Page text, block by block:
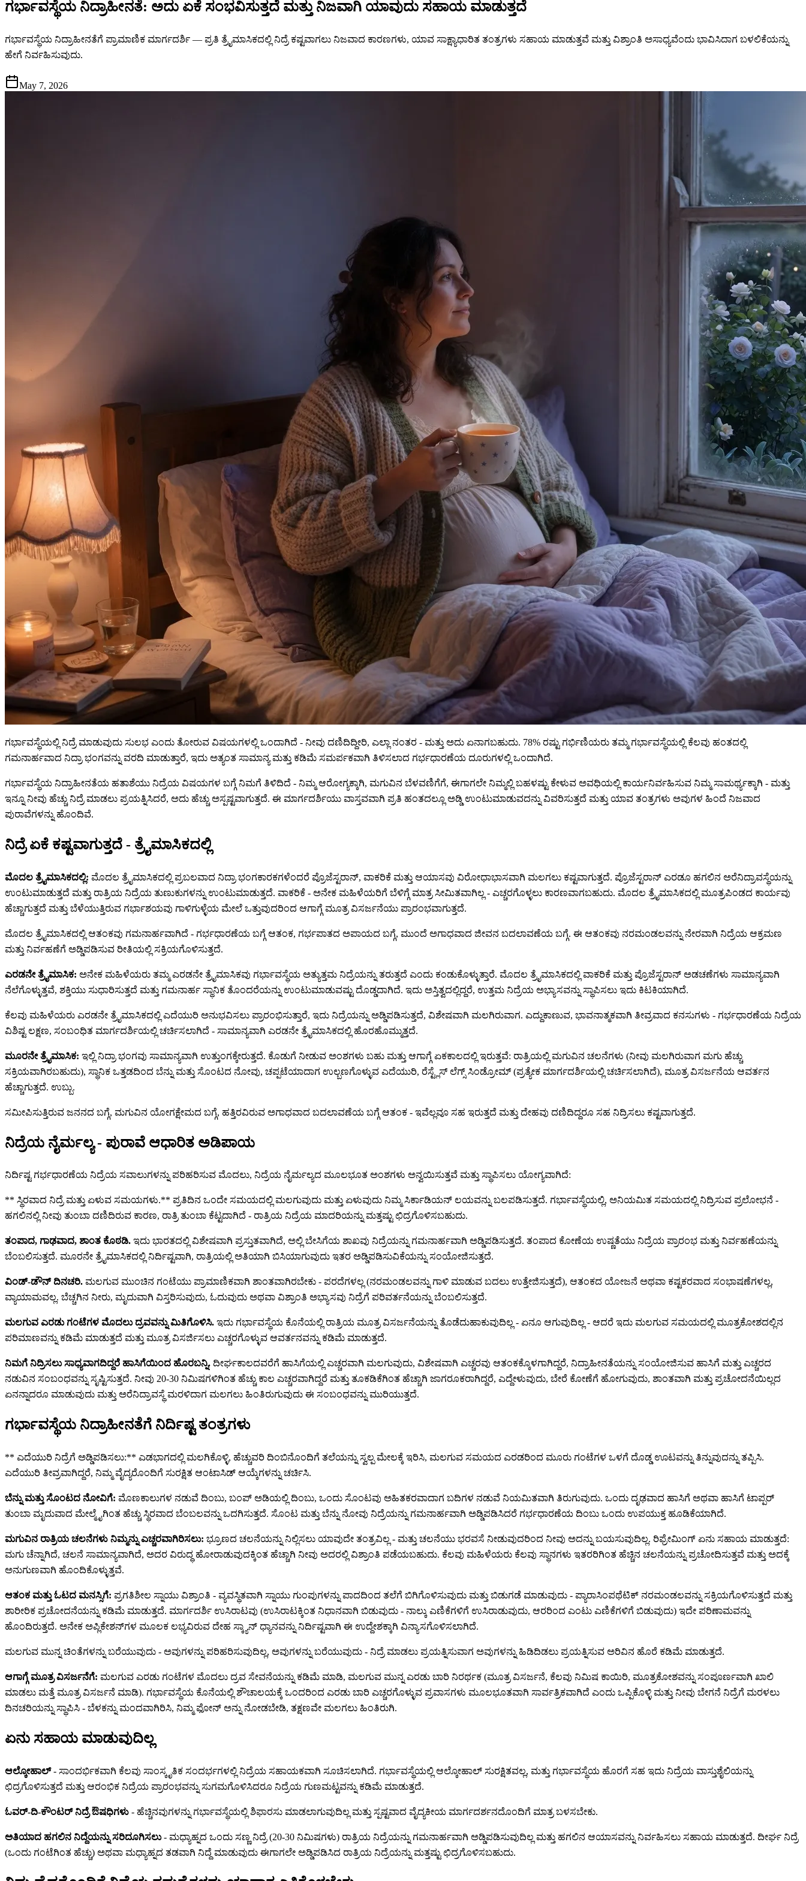
ಗರ್ಭಾವಸ್ಥೆಯ ನಿದ್ರಾಹೀನತೆ: ಅದು ಏಕೆ ಸಂಭವಿಸುತ್ತದೆ ಮತ್ತು ನಿಜವಾಗಿ ಯಾವುದು ಸಹಾಯ ಮಾಡುತ್ತದೆ
ಗರ್ಭಾವಸ್ಥೆಯ ನಿದ್ರಾಹೀನತೆಗೆ ಪ್ರಾಮಾಣಿಕ ಮಾರ್ಗದರ್ಶಿ — ಪ್ರತಿ ತ್ರೈಮಾಸಿಕದಲ್ಲಿ ನಿದ್ರೆ ಕಷ್ಟವಾಗಲು ನಿಜವಾದ ಕಾರಣಗಳು, ಯಾವ ಸಾಕ್ಷ್ಯಾಧಾರಿತ ತಂತ್ರಗಳು ಸಹಾಯ ಮಾಡುತ್ತವೆ ಮತ್ತು ವಿಶ್ರಾಂತಿ ಅಸಾಧ್ಯವೆಂದು ಭಾವಿಸಿದಾಗ ಬಳಲಿಕೆಯನ್ನು
ಹೇಗೆ ನಿರ್ವಹಿಸುವುದು.
May 7, 2026
ಗರ್ಭಾವಸ್ಥೆಯಲ್ಲಿ ನಿದ್ರೆ ಮಾಡುವುದು ಸುಲಭ ಎಂದು ತೋರುವ ವಿಷಯಗಳಲ್ಲಿ ಒಂದಾಗಿದೆ - ನೀವು ದಣಿದಿದ್ದೀರಿ, ಎಲ್ಲಾ ನಂತರ - ಮತ್ತು ಅದು ಏನಾಗಬಹುದು. 78% ರಷ್ಟು ಗರ್ಭಿಣಿಯರು ತಮ್ಮ ಗರ್ಭಾವಸ್ಥೆಯಲ್ಲಿ ಕೆಲವು ಹಂತದಲ್ಲಿ
ಗಮನಾರ್ಹವಾದ ನಿದ್ರಾ ಭಂಗವನ್ನು ವರದಿ ಮಾಡುತ್ತಾರೆ, ಇದು ಅತ್ಯಂತ ಸಾಮಾನ್ಯ ಮತ್ತು ಕಡಿಮೆ ಸಮರ್ಪಕವಾಗಿ ತಿಳಿಸಲಾದ ಗರ್ಭಧಾರಣೆಯ ದೂರುಗಳಲ್ಲಿ ಒಂದಾಗಿದೆ.
ಗರ್ಭಾವಸ್ಥೆಯ ನಿದ್ರಾಹೀನತೆಯ ಹತಾಶೆಯು ನಿದ್ರೆಯ ವಿಷಯಗಳ ಬಗ್ಗೆ ನಿಮಗೆ ತಿಳಿದಿದೆ - ನಿಮ್ಮ ಆರೋಗ್ಯಕ್ಕಾಗಿ, ಮಗುವಿನ ಬೆಳವಣಿಗೆಗೆ, ಈಗಾಗಲೇ ನಿಮ್ಮಲ್ಲಿ ಬಹಳಷ್ಟು ಕೇಳುವ ಅವಧಿಯಲ್ಲಿ ಕಾರ್ಯನಿರ್ವಹಿಸುವ ನಿಮ್ಮ ಸಾಮರ್ಥ್ಯಕ್ಕಾಗಿ - ಮತ್ತು
ಇನ್ನೂ ನೀವು ಹೆಚ್ಚು ನಿದ್ರೆ ಮಾಡಲು ಪ್ರಯತ್ನಿಸಿದರೆ, ಅದು ಹೆಚ್ಚು ಅಸ್ಪಷ್ಟವಾಗುತ್ತದೆ. ಈ ಮಾರ್ಗದರ್ಶಿಯು ವಾಸ್ತವವಾಗಿ ಪ್ರತಿ ಹಂತದಲ್ಲೂ ಅಡ್ಡಿ ಉಂಟುಮಾಡುವದನ್ನು ವಿವರಿಸುತ್ತದೆ ಮತ್ತು ಯಾವ ತಂತ್ರಗಳು ಅವುಗಳ ಹಿಂದೆ ನಿಜವಾದ
ಪುರಾವೆಗಳನ್ನು ಹೊಂದಿವೆ.
ನಿದ್ರೆ ಏಕೆ ಕಷ್ಟವಾಗುತ್ತದೆ - ತ್ರೈಮಾಸಿಕದಲ್ಲಿ
ಮೊದಲ ತ್ರೈಮಾಸಿಕದಲ್ಲಿ: ಮೊದಲ ತ್ರೈಮಾಸಿಕದಲ್ಲಿ ಪ್ರಬಲವಾದ ನಿದ್ರಾ ಭಂಗಕಾರಕಗಳೆಂದರೆ ಪ್ರೊಜೆಸ್ಟರಾನ್, ವಾಕರಿಕೆ ಮತ್ತು ಆಯಾಸವು ವಿರೋಧಾಭಾಸವಾಗಿ ಮಲಗಲು ಕಷ್ಟವಾಗುತ್ತದೆ. ಪ್ರೊಜೆಸ್ಟರಾನ್ ಎರಡೂ ಹಗಲಿನ ಅರೆನಿದ್ರಾವಸ್ಥೆಯನ್ನು
ಉಂಟುಮಾಡುತ್ತದೆ ಮತ್ತು ರಾತ್ರಿಯ ನಿದ್ರೆಯ ತುಣುಕುಗಳನ್ನು ಉಂಟುಮಾಡುತ್ತದೆ. ವಾಕರಿಕೆ - ಅನೇಕ ಮಹಿಳೆಯರಿಗೆ ಬೆಳಿಗ್ಗೆ ಮಾತ್ರ ಸೀಮಿತವಾಗಿಲ್ಲ - ಎಚ್ಚರಗೊಳ್ಳಲು ಕಾರಣವಾಗಬಹುದು. ಮೊದಲ ತ್ರೈಮಾಸಿಕದಲ್ಲಿ ಮೂತ್ರಪಿಂಡದ ಕಾರ್ಯವು
ಹೆಚ್ಚಾಗುತ್ತದೆ ಮತ್ತು ಬೆಳೆಯುತ್ತಿರುವ ಗರ್ಭಾಶಯವು ಗಾಳಿಗುಳ್ಳೆಯ ಮೇಲೆ ಒತ್ತುವುದರಿಂದ ಆಗಾಗ್ಗೆ ಮೂತ್ರ ವಿಸರ್ಜನೆಯು ಪ್ರಾರಂಭವಾಗುತ್ತದೆ.
ಮೊದಲ ತ್ರೈಮಾಸಿಕದಲ್ಲಿ ಆತಂಕವು ಗಮನಾರ್ಹವಾಗಿದೆ - ಗರ್ಭಧಾರಣೆಯ ಬಗ್ಗೆ ಆತಂಕ, ಗರ್ಭಪಾತದ ಅಪಾಯದ ಬಗ್ಗೆ, ಮುಂದೆ ಅಗಾಧವಾದ ಜೀವನ ಬದಲಾವಣೆಯ ಬಗ್ಗೆ. ಈ ಆತಂಕವು ನರಮಂಡಲವನ್ನು ನೇರವಾಗಿ ನಿದ್ರೆಯ ಆಕ್ರಮಣ
ಮತ್ತು ನಿರ್ವಹಣೆಗೆ ಅಡ್ಡಿಪಡಿಸುವ ರೀತಿಯಲ್ಲಿ ಸಕ್ರಿಯಗೊಳಿಸುತ್ತದೆ.
ಎರಡನೇ ತ್ರೈಮಾಸಿಕ: ಅನೇಕ ಮಹಿಳೆಯರು ತಮ್ಮ ಎರಡನೇ ತ್ರೈಮಾಸಿಕವು ಗರ್ಭಾವಸ್ಥೆಯ ಅತ್ಯುತ್ತಮ ನಿದ್ರೆಯನ್ನು ತರುತ್ತದೆ ಎಂದು ಕಂಡುಕೊಳ್ಳುತ್ತಾರೆ. ಮೊದಲ ತ್ರೈಮಾಸಿಕದಲ್ಲಿ ವಾಕರಿಕೆ ಮತ್ತು ಪ್ರೊಜೆಸ್ಟರಾನ್ ಅಡಚಣೆಗಳು ಸಾಮಾನ್ಯವಾಗಿ
ನೆಲೆಗೊಳ್ಳುತ್ತವೆ, ಶಕ್ತಿಯು ಸುಧಾರಿಸುತ್ತದೆ ಮತ್ತು ಗಮನಾರ್ಹ ಸ್ಥಾನಿಕ ತೊಂದರೆಯನ್ನು ಉಂಟುಮಾಡುವಷ್ಟು ದೊಡ್ಡದಾಗಿದೆ. ಇದು ಅಸ್ತಿತ್ವದಲ್ಲಿದ್ದರೆ, ಉತ್ತಮ ನಿದ್ರೆಯ ಅಭ್ಯಾಸವನ್ನು ಸ್ಥಾಪಿಸಲು ಇದು ಕಿಟಕಿಯಾಗಿದೆ.
ಕೆಲವು ಮಹಿಳೆಯರು ಎರಡನೇ ತ್ರೈಮಾಸಿಕದಲ್ಲಿ ಎದೆಯುರಿ ಅನುಭವಿಸಲು ಪ್ರಾರಂಭಿಸುತ್ತಾರೆ, ಇದು ನಿದ್ರೆಯನ್ನು ಅಡ್ಡಿಪಡಿಸುತ್ತದೆ, ವಿಶೇಷವಾಗಿ ಮಲಗಿರುವಾಗ. ಎದ್ದುಕಾಣುವ, ಭಾವನಾತ್ಮಕವಾಗಿ ತೀವ್ರವಾದ ಕನಸುಗಳು - ಗರ್ಭಧಾರಣೆಯ ನಿದ್ರೆಯ
ವಿಶಿಷ್ಟ ಲಕ್ಷಣ, ಸಂಬಂಧಿತ ಮಾರ್ಗದರ್ಶಿಯಲ್ಲಿ ಚರ್ಚಿಸಲಾಗಿದೆ - ಸಾಮಾನ್ಯವಾಗಿ ಎರಡನೇ ತ್ರೈಮಾಸಿಕದಲ್ಲಿ ಹೊರಹೊಮ್ಮುತ್ತದೆ.
ಮೂರನೇ ತ್ರೈಮಾಸಿಕ: ಇಲ್ಲಿ ನಿದ್ರಾ ಭಂಗವು ಸಾಮಾನ್ಯವಾಗಿ ಉತ್ತುಂಗಕ್ಕೇರುತ್ತದೆ. ಕೊಡುಗೆ ನೀಡುವ ಅಂಶಗಳು ಬಹು ಮತ್ತು ಆಗಾಗ್ಗೆ ಏಕಕಾಲದಲ್ಲಿ ಇರುತ್ತವೆ: ರಾತ್ರಿಯಲ್ಲಿ ಮಗುವಿನ ಚಲನೆಗಳು (ನೀವು ಮಲಗಿರುವಾಗ ಮಗು ಹೆಚ್ಚು
ಸಕ್ರಿಯವಾಗಿರಬಹುದು), ಸ್ಥಾನಿಕ ಒತ್ತಡದಿಂದ ಬೆನ್ನು ಮತ್ತು ಸೊಂಟದ ನೋವು, ಚಪ್ಪಟೆಯಾದಾಗ ಉಲ್ಬಣಗೊಳ್ಳುವ ಎದೆಯುರಿ, ರೆಸ್ಟ್ಲೆಸ್ ಲೆಗ್ಸ್ ಸಿಂಡ್ರೋಮ್ (ಪ್ರತ್ಯೇಕ ಮಾರ್ಗದರ್ಶಿಯಲ್ಲಿ ಚರ್ಚಿಸಲಾಗಿದೆ), ಮೂತ್ರ ವಿಸರ್ಜನೆಯ ಆವರ್ತನ
ಹೆಚ್ಚಾಗುತ್ತದೆ. ಉಬ್ಬು.
ಸಮೀಪಿಸುತ್ತಿರುವ ಜನನದ ಬಗ್ಗೆ, ಮಗುವಿನ ಯೋಗಕ್ಷೇಮದ ಬಗ್ಗೆ, ಹತ್ತಿರವಿರುವ ಅಗಾಧವಾದ ಬದಲಾವಣೆಯ ಬಗ್ಗೆ ಆತಂಕ - ಇವೆಲ್ಲವೂ ಸಹ ಇರುತ್ತದೆ ಮತ್ತು ದೇಹವು ದಣಿದಿದ್ದರೂ ಸಹ ನಿದ್ರಿಸಲು ಕಷ್ಟವಾಗುತ್ತದೆ.
ನಿದ್ರೆಯ ನೈರ್ಮಲ್ಯ - ಪುರಾವೆ ಆಧಾರಿತ ಅಡಿಪಾಯ
ನಿರ್ದಿಷ್ಟ ಗರ್ಭಧಾರಣೆಯ ನಿದ್ರೆಯ ಸವಾಲುಗಳನ್ನು ಪರಿಹರಿಸುವ ಮೊದಲು, ನಿದ್ರೆಯ ನೈರ್ಮಲ್ಯದ ಮೂಲಭೂತ ಅಂಶಗಳು ಅನ್ವಯಿಸುತ್ತವೆ ಮತ್ತು ಸ್ಥಾಪಿಸಲು ಯೋಗ್ಯವಾಗಿದೆ:
** ಸ್ಥಿರವಾದ ನಿದ್ರೆ ಮತ್ತು ಏಳುವ ಸಮಯಗಳು.** ಪ್ರತಿದಿನ ಒಂದೇ ಸಮಯದಲ್ಲಿ ಮಲಗುವುದು ಮತ್ತು ಏಳುವುದು ನಿಮ್ಮ ಸಿರ್ಕಾಡಿಯನ್ ಲಯವನ್ನು ಬಲಪಡಿಸುತ್ತದೆ. ಗರ್ಭಾವಸ್ಥೆಯಲ್ಲಿ, ಅನಿಯಮಿತ ಸಮಯದಲ್ಲಿ ನಿದ್ರಿಸುವ ಪ್ರಲೋಭನೆ -
ಹಗಲಿನಲ್ಲಿ ನೀವು ತುಂಬಾ ದಣಿದಿರುವ ಕಾರಣ, ರಾತ್ರಿ ತುಂಬಾ ಕೆಟ್ಟದಾಗಿದೆ - ರಾತ್ರಿಯ ನಿದ್ರೆಯ ಮಾದರಿಯನ್ನು ಮತ್ತಷ್ಟು ಛಿದ್ರಗೊಳಿಸಬಹುದು.
ತಂಪಾದ, ಗಾಢವಾದ, ಶಾಂತ ಕೊಠಡಿ. ಇದು ಭಾರತದಲ್ಲಿ ವಿಶೇಷವಾಗಿ ಪ್ರಸ್ತುತವಾಗಿದೆ, ಅಲ್ಲಿ ಬೇಸಿಗೆಯ ಶಾಖವು ನಿದ್ರೆಯನ್ನು ಗಮನಾರ್ಹವಾಗಿ ಅಡ್ಡಿಪಡಿಸುತ್ತದೆ. ತಂಪಾದ ಕೋಣೆಯ ಉಷ್ಣತೆಯು ನಿದ್ರೆಯ ಪ್ರಾರಂಭ ಮತ್ತು ನಿರ್ವಹಣೆಯನ್ನು
ಬೆಂಬಲಿಸುತ್ತದೆ. ಮೂರನೇ ತ್ರೈಮಾಸಿಕದಲ್ಲಿ ನಿರ್ದಿಷ್ಟವಾಗಿ, ರಾತ್ರಿಯಲ್ಲಿ ಅತಿಯಾಗಿ ಬಿಸಿಯಾಗುವುದು ಇತರ ಅಡ್ಡಿಪಡಿಸುವಿಕೆಯನ್ನು ಸಂಯೋಜಿಸುತ್ತದೆ.
ವಿಂಡ್-ಡೌನ್ ದಿನಚರಿ. ಮಲಗುವ ಮುಂಚಿನ ಗಂಟೆಯು ಪ್ರಾಮಾಣಿಕವಾಗಿ ಶಾಂತವಾಗಿರಬೇಕು - ಪರದೆಗಳಲ್ಲ (ನರಮಂಡಲವನ್ನು ಗಾಳಿ ಮಾಡುವ ಬದಲು ಉತ್ತೇಜಿಸುತ್ತದೆ), ಆತಂಕದ ಯೋಜನೆ ಅಥವಾ ಕಷ್ಟಕರವಾದ ಸಂಭಾಷಣೆಗಳಲ್ಲ,
ವ್ಯಾಯಾಮವಲ್ಲ. ಬೆಚ್ಚಗಿನ ನೀರು, ಮೃದುವಾಗಿ ವಿಸ್ತರಿಸುವುದು, ಓದುವುದು ಅಥವಾ ವಿಶ್ರಾಂತಿ ಅಭ್ಯಾಸವು ನಿದ್ರೆಗೆ ಪರಿವರ್ತನೆಯನ್ನು ಬೆಂಬಲಿಸುತ್ತದೆ.
ಮಲಗುವ ಎರಡು ಗಂಟೆಗಳ ಮೊದಲು ದ್ರವವನ್ನು ಮಿತಿಗೊಳಿಸಿ. ಇದು ಗರ್ಭಾವಸ್ಥೆಯ ಕೊನೆಯಲ್ಲಿ ರಾತ್ರಿಯ ಮೂತ್ರ ವಿಸರ್ಜನೆಯನ್ನು ತೊಡೆದುಹಾಕುವುದಿಲ್ಲ - ಏನೂ ಆಗುವುದಿಲ್ಲ - ಆದರೆ ಇದು ಮಲಗುವ ಸಮಯದಲ್ಲಿ ಮೂತ್ರಕೋಶದಲ್ಲಿನ
ಪರಿಮಾಣವನ್ನು ಕಡಿಮೆ ಮಾಡುತ್ತದೆ ಮತ್ತು ಮೂತ್ರ ವಿಸರ್ಜಿಸಲು ಎಚ್ಚರಗೊಳ್ಳುವ ಆವರ್ತನವನ್ನು ಕಡಿಮೆ ಮಾಡುತ್ತದೆ.
ನಿಮಗೆ ನಿದ್ರಿಸಲು ಸಾಧ್ಯವಾಗದಿದ್ದರೆ ಹಾಸಿಗೆಯಿಂದ ಹೊರಬನ್ನಿ. ದೀರ್ಘಕಾಲದವರೆಗೆ ಹಾಸಿಗೆಯಲ್ಲಿ ಎಚ್ಚರವಾಗಿ ಮಲಗುವುದು, ವಿಶೇಷವಾಗಿ ಎಚ್ಚರವು ಆತಂಕಕ್ಕೊಳಗಾಗಿದ್ದರೆ, ನಿದ್ರಾಹೀನತೆಯನ್ನು ಸಂಯೋಜಿಸುವ ಹಾಸಿಗೆ ಮತ್ತು ಎಚ್ಚರದ
ನಡುವಿನ ಸಂಬಂಧವನ್ನು ಸೃಷ್ಟಿಸುತ್ತದೆ. ನೀವು 20-30 ನಿಮಿಷಗಳಿಗಿಂತ ಹೆಚ್ಚು ಕಾಲ ಎಚ್ಚರವಾಗಿದ್ದರೆ ಮತ್ತು ತೂಕಡಿಕೆಗಿಂತ ಹೆಚ್ಚಾಗಿ ಜಾಗರೂಕರಾಗಿದ್ದರೆ, ಎದ್ದೇಳುವುದು, ಬೇರೆ ಕೋಣೆಗೆ ಹೋಗುವುದು, ಶಾಂತವಾಗಿ ಮತ್ತು ಪ್ರಚೋದನೆಯಿಲ್ಲದ
ಏನನ್ನಾದರೂ ಮಾಡುವುದು ಮತ್ತು ಅರೆನಿದ್ರಾವಸ್ಥೆ ಮರಳಿದಾಗ ಮಲಗಲು ಹಿಂತಿರುಗುವುದು ಈ ಸಂಬಂಧವನ್ನು ಮುರಿಯುತ್ತದೆ.
ಗರ್ಭಾವಸ್ಥೆಯ ನಿದ್ರಾಹೀನತೆಗೆ ನಿರ್ದಿಷ್ಟ ತಂತ್ರಗಳು
** ಎದೆಯುರಿ ನಿದ್ರೆಗೆ ಅಡ್ಡಿಪಡಿಸಲು:** ಎಡಭಾಗದಲ್ಲಿ ಮಲಗಿಕೊಳ್ಳಿ, ಹೆಚ್ಚುವರಿ ದಿಂಬಿನೊಂದಿಗೆ ತಲೆಯನ್ನು ಸ್ವಲ್ಪ ಮೇಲಕ್ಕೆ ಇರಿಸಿ, ಮಲಗುವ ಸಮಯದ ಎರಡರಿಂದ ಮೂರು ಗಂಟೆಗಳ ಒಳಗೆ ದೊಡ್ಡ ಊಟವನ್ನು ತಿನ್ನುವುದನ್ನು ತಪ್ಪಿಸಿ.
ಎದೆಯುರಿ ತೀವ್ರವಾಗಿದ್ದರೆ, ನಿಮ್ಮ ವೈದ್ಯರೊಂದಿಗೆ ಸುರಕ್ಷಿತ ಆಂಟಾಸಿಡ್ ಆಯ್ಕೆಗಳನ್ನು ಚರ್ಚಿಸಿ.
ಬೆನ್ನು ಮತ್ತು ಸೊಂಟದ ನೋವಿಗೆ: ಮೊಣಕಾಲುಗಳ ನಡುವೆ ದಿಂಬು, ಬಂಪ್ ಅಡಿಯಲ್ಲಿ ದಿಂಬು, ಒಂದು ಸೊಂಟವು ಅಹಿತಕರವಾದಾಗ ಬದಿಗಳ ನಡುವೆ ನಿಯಮಿತವಾಗಿ ತಿರುಗುವುದು. ಒಂದು ದೃಢವಾದ ಹಾಸಿಗೆ ಅಥವಾ ಹಾಸಿಗೆ ಟಾಪ್ಪರ್
ತುಂಬಾ ಮೃದುವಾದ ಮೇಲ್ಮೈಗಿಂತ ಹೆಚ್ಚು ಸ್ಥಿರವಾದ ಬೆಂಬಲವನ್ನು ಒದಗಿಸುತ್ತದೆ. ಸೊಂಟ ಮತ್ತು ಬೆನ್ನು ನೋವು ನಿದ್ರೆಯನ್ನು ಗಮನಾರ್ಹವಾಗಿ ಅಡ್ಡಿಪಡಿಸಿದರೆ ಗರ್ಭಧಾರಣೆಯ ದಿಂಬು ಒಂದು ಉಪಯುಕ್ತ ಹೂಡಿಕೆಯಾಗಿದೆ.
ಮಗುವಿನ ರಾತ್ರಿಯ ಚಲನೆಗಳು ನಿಮ್ಮನ್ನು ಎಚ್ಚರವಾಗಿರಿಸಲು: ಭ್ರೂಣದ ಚಲನೆಯನ್ನು ನಿಲ್ಲಿಸಲು ಯಾವುದೇ ತಂತ್ರವಿಲ್ಲ - ಮತ್ತು ಚಲನೆಯು ಭರವಸೆ ನೀಡುವುದರಿಂದ ನೀವು ಅದನ್ನು ಬಯಸುವುದಿಲ್ಲ. ರಿಫ್ರೇಮಿಂಗ್ ಏನು ಸಹಾಯ ಮಾಡುತ್ತದೆ:
ಮಗು ಚೆನ್ನಾಗಿದೆ, ಚಲನೆ ಸಾಮಾನ್ಯವಾಗಿದೆ, ಅದರ ವಿರುದ್ಧ ಹೋರಾಡುವುದಕ್ಕಿಂತ ಹೆಚ್ಚಾಗಿ ನೀವು ಅದರಲ್ಲಿ ವಿಶ್ರಾಂತಿ ಪಡೆಯಬಹುದು. ಕೆಲವು ಮಹಿಳೆಯರು ಕೆಲವು ಸ್ಥಾನಗಳು ಇತರರಿಗಿಂತ ಹೆಚ್ಚಿನ ಚಲನೆಯನ್ನು ಪ್ರಚೋದಿಸುತ್ತವೆ ಮತ್ತು ಅದಕ್ಕೆ
ಅನುಗುಣವಾಗಿ ಹೊಂದಿಕೊಳ್ಳುತ್ತವೆ.
ಆತಂಕ ಮತ್ತು ಓಟದ ಮನಸ್ಸಿಗೆ: ಪ್ರಗತಿಶೀಲ ಸ್ನಾಯು ವಿಶ್ರಾಂತಿ - ವ್ಯವಸ್ಥಿತವಾಗಿ ಸ್ನಾಯು ಗುಂಪುಗಳನ್ನು ಪಾದದಿಂದ ತಲೆಗೆ ಬಿಗಿಗೊಳಿಸುವುದು ಮತ್ತು ಬಿಡುಗಡೆ ಮಾಡುವುದು - ಪ್ಯಾರಾಸಿಂಪಥೆಟಿಕ್ ನರಮಂಡಲವನ್ನು ಸಕ್ರಿಯಗೊಳಿಸುತ್ತದೆ ಮತ್ತು
ಶಾರೀರಿಕ ಪ್ರಚೋದನೆಯನ್ನು ಕಡಿಮೆ ಮಾಡುತ್ತದೆ. ಮಾರ್ಗದರ್ಶಿ ಉಸಿರಾಟವು (ಉಸಿರಾಟಕ್ಕಿಂತ ನಿಧಾನವಾಗಿ ಬಿಡುವುದು - ನಾಲ್ಕು ಎಣಿಕೆಗಳಿಗೆ ಉಸಿರಾಡುವುದು, ಆರರಿಂದ ಎಂಟು ಎಣಿಕೆಗಳಿಗೆ ಬಿಡುವುದು) ಇದೇ ಪರಿಣಾಮವನ್ನು
ಹೊಂದಿರುತ್ತದೆ. ಅನೇಕ ಅಪ್ಲಿಕೇಶನ್‌ಗಳ ಮೂಲಕ ಲಭ್ಯವಿರುವ ದೇಹ ಸ್ಕ್ಯಾನ್ ಧ್ಯಾನವನ್ನು ನಿರ್ದಿಷ್ಟವಾಗಿ ಈ ಉದ್ದೇಶಕ್ಕಾಗಿ ವಿನ್ಯಾಸಗೊಳಿಸಲಾಗಿದೆ.
ಮಲಗುವ ಮುನ್ನ ಚಿಂತೆಗಳನ್ನು ಬರೆಯುವುದು - ಅವುಗಳನ್ನು ಪರಿಹರಿಸುವುದಿಲ್ಲ, ಅವುಗಳನ್ನು ಬರೆಯುವುದು - ನಿದ್ರೆ ಮಾಡಲು ಪ್ರಯತ್ನಿಸುವಾಗ ಅವುಗಳನ್ನು ಹಿಡಿದಿಡಲು ಪ್ರಯತ್ನಿಸುವ ಅರಿವಿನ ಹೊರೆ ಕಡಿಮೆ ಮಾಡುತ್ತದೆ.
ಆಗಾಗ್ಗೆ ಮೂತ್ರ ವಿಸರ್ಜನೆಗೆ: ಮಲಗುವ ಎರಡು ಗಂಟೆಗಳ ಮೊದಲು ದ್ರವ ಸೇವನೆಯನ್ನು ಕಡಿಮೆ ಮಾಡಿ, ಮಲಗುವ ಮುನ್ನ ಎರಡು ಬಾರಿ ನಿರರ್ಥಕ (ಮೂತ್ರ ವಿಸರ್ಜನೆ, ಕೆಲವು ನಿಮಿಷ ಕಾಯಿರಿ, ಮೂತ್ರಕೋಶವನ್ನು ಸಂಪೂರ್ಣವಾಗಿ ಖಾಲಿ
ಮಾಡಲು ಮತ್ತೆ ಮೂತ್ರ ವಿಸರ್ಜನೆ ಮಾಡಿ). ಗರ್ಭಾವಸ್ಥೆಯ ಕೊನೆಯಲ್ಲಿ ಶೌಚಾಲಯಕ್ಕೆ ಒಂದರಿಂದ ಎರಡು ಬಾರಿ ಎಚ್ಚರಗೊಳ್ಳುವ ಪ್ರವಾಸಗಳು ಮೂಲಭೂತವಾಗಿ ಸಾರ್ವತ್ರಿಕವಾಗಿದೆ ಎಂದು ಒಪ್ಪಿಕೊಳ್ಳಿ ಮತ್ತು ನೀವು ಬೇಗನೆ ನಿದ್ರೆಗೆ ಮರಳಲು
ದಿನಚರಿಯನ್ನು ಸ್ಥಾಪಿಸಿ - ಬೆಳಕನ್ನು ಮಂದವಾಗಿರಿಸಿ, ನಿಮ್ಮ ಫೋನ್ ಅನ್ನು ನೋಡಬೇಡಿ, ತಕ್ಷಣವೇ ಮಲಗಲು ಹಿಂತಿರುಗಿ.
ಏನು ಸಹಾಯ ಮಾಡುವುದಿಲ್ಲ
ಆಲ್ಕೋಹಾಲ್- ಸಾಂದರ್ಭಿಕವಾಗಿ ಕೆಲವು ಸಾಂಸ್ಕೃತಿಕ ಸಂದರ್ಭಗಳಲ್ಲಿ ನಿದ್ರೆಯ ಸಹಾಯಕವಾಗಿ ಸೂಚಿಸಲಾಗಿದೆ. ಗರ್ಭಾವಸ್ಥೆಯಲ್ಲಿ ಆಲ್ಕೋಹಾಲ್ ಸುರಕ್ಷಿತವಲ್ಲ, ಮತ್ತು ಗರ್ಭಾವಸ್ಥೆಯ ಹೊರಗೆ ಸಹ ಇದು ನಿದ್ರೆಯ ವಾಸ್ತುಶೈಲಿಯನ್ನು
ಛಿದ್ರಗೊಳಿಸುತ್ತದೆ ಮತ್ತು ಆರಂಭಿಕ ನಿದ್ರೆಯ ಪ್ರಾರಂಭವನ್ನು ಸುಗಮಗೊಳಿಸಿದರೂ ನಿದ್ರೆಯ ಗುಣಮಟ್ಟವನ್ನು ಕಡಿಮೆ ಮಾಡುತ್ತದೆ.
ಓವರ್-ದಿ-ಕೌಂಟರ್ ನಿದ್ರೆ ಔಷಧಿಗಳು - ಹೆಚ್ಚಿನವುಗಳನ್ನು ಗರ್ಭಾವಸ್ಥೆಯಲ್ಲಿ ಶಿಫಾರಸು ಮಾಡಲಾಗುವುದಿಲ್ಲ ಮತ್ತು ಸ್ಪಷ್ಟವಾದ ವೈದ್ಯಕೀಯ ಮಾರ್ಗದರ್ಶನದೊಂದಿಗೆ ಮಾತ್ರ ಬಳಸಬೇಕು.
ಅತಿಯಾದ ಹಗಲಿನ ನಿದ್ದೆಯನ್ನು ಸರಿದೂಗಿಸಲು- ಮಧ್ಯಾಹ್ನದ ಒಂದು ಸಣ್ಣ ನಿದ್ರೆ (20-30 ನಿಮಿಷಗಳು) ರಾತ್ರಿಯ ನಿದ್ರೆಯನ್ನು ಗಮನಾರ್ಹವಾಗಿ ಅಡ್ಡಿಪಡಿಸುವುದಿಲ್ಲ ಮತ್ತು ಹಗಲಿನ ಆಯಾಸವನ್ನು ನಿರ್ವಹಿಸಲು ಸಹಾಯ ಮಾಡುತ್ತದೆ. ದೀರ್ಘ ನಿದ್ರೆ
(ಒಂದು ಗಂಟೆಗಿಂತ ಹೆಚ್ಚು) ಅಥವಾ ಮಧ್ಯಾಹ್ನದ ತಡವಾಗಿ ನಿದ್ದೆ ಮಾಡುವುದು ಈಗಾಗಲೇ ಅಡ್ಡಿಪಡಿಸಿದ ರಾತ್ರಿಯ ನಿದ್ರೆಯನ್ನು ಮತ್ತಷ್ಟು ಛಿದ್ರಗೊಳಿಸಬಹುದು.